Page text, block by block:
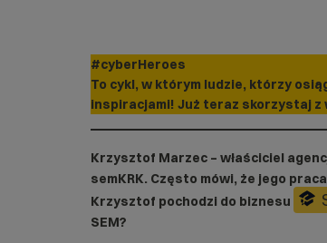
#cyberHeroes
To cykl, w którym ludzie, którzy
inspiracjami! Już teraz skorzystaj z
Krzysztof Marzec – właściciel
semKRK. Często mówi, że jego
Krzysztof pochodzi do biznesu
SEM?